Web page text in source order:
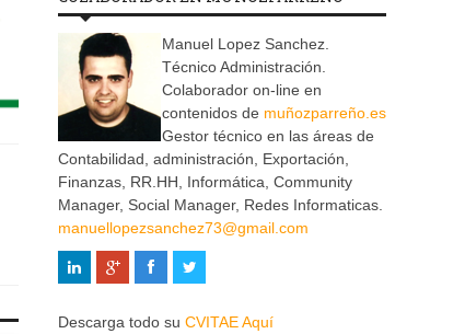
Manuel Lopez Sanchez.
Técnico Administración.
Colaborador on-line en
contenidos de muñozparreño.es
Gestor técnico en las áreas de
Contabilidad, administración, Exportación,
Finanzas, RR.HH, Informática, Community
Manager, Social Manager, Redes Informaticas.
manuellopezsanchez73@gmail.com
Descarga todo su CVITAE Aquí